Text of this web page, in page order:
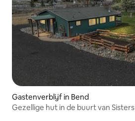
Gastenverblijf in Bend
Gezellige hut in de buurt van Sisters